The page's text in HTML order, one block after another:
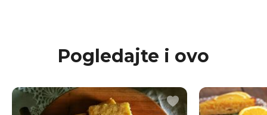
Pogledajte i ovo